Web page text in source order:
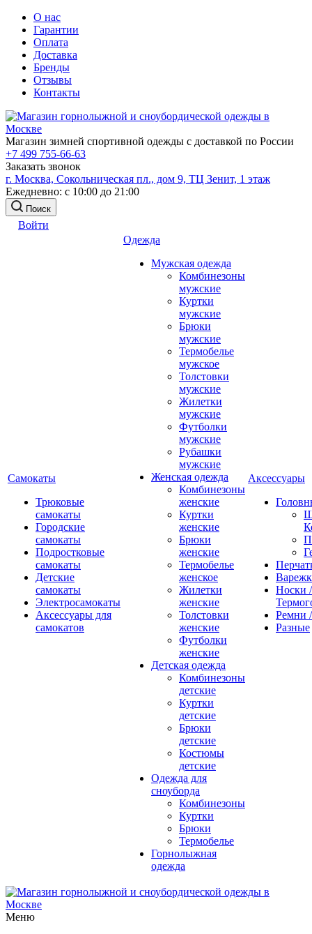
О нас
Гарантии
Оплата
Доставка
Бренды
Отзывы
Контакты
Магазин зимней спортивной одежды с доставкой по России
+7 499 755-66-63
Заказать звонок
г. Москва, Сокольническая пл., дом 9, ТЦ Зенит, 1 этаж
Ежедневно: с 10:00 до 21:00
Поиск
Войти
Самокаты
Трюковые
самокаты
Городские
самокаты
Подростковые
самокаты
Детские
самокаты
Электросамокаты
Аксессуары для
самокатов
Одежда
Мужская одежда
Комбинезоны
мужские
Куртки
мужские
Брюки
мужские
Термобелье
мужское
Толстовки
мужские
Жилетки
мужские
Футболки
мужские
Рубашки
мужские
Женская одежда
Комбинезоны
женские
Куртки
женские
Брюки
женские
Термобелье
женское
Жилетки
женские
Толстовки
женские
Футболки
женские
Детская одежда
Комбинезоны
детские
Куртки
детские
Брюки
детские
Костюмы
детские
Одежда для
сноуборда
Комбинезоны
Куртки
Брюки
Термобелье
Горнолыжная
одежда
Аксессуары
Носки /
Ремни
Разные
Меню